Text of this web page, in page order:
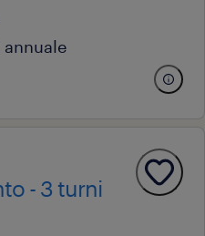
- 3 turni